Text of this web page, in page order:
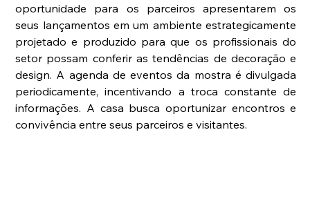
oportunidade para os parceiros apresentarem os
seus lançamentos em um ambiente estrategicamente
projetado e produzido para que os profissionais do
setor possam conferir as tendências de decoração e
design. A agenda de eventos da mostra é divulgada
periodicamente, incentivando a troca constante de
informações. A casa busca oportunizar encontros e
convivência entre seus parceiros e visitantes.